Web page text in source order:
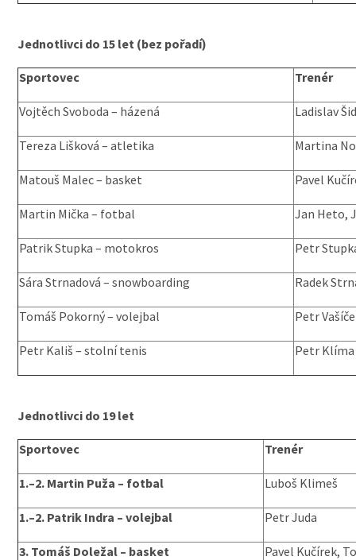
Jednotlivci do 15 let (bez pořadí)
Sportovec Trenér
Vojtěch Svoboda – házená Ladislav
Tereza Lišková – atletika Martina
Matouš Malec – basket Pavel
Martin Mička – fotbal Jan Heto,
Patrik Stupka – motokros Petr
Sára Strnadová – snowboarding Radek
Tomáš Pokorný – volejbal Petr
Petr Kališ – stolní tenis Petr Klíma
Jednotlivci do 19 let
Sportovec Trenér
1.–2. Martin Puža – fotbal Luboš Klimeš
1.–2. Patrik Indra – volejbal Petr Juda
3. Tomáš Doležal – basket Pavel Kučírek,